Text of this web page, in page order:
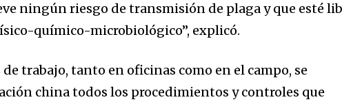
ningún riesgo de transmisión de plaga y que esté
químico-microbiológico”, explicó.
trabajo, tanto en oficinas como en el campo, se
china todos los procedimientos y controles que